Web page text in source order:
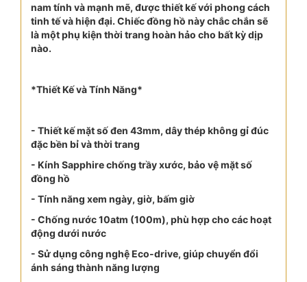
nam tính và mạnh mẽ, được thiết kế với phong cách
tinh tế và hiện đại. Chiếc đồng hồ này chắc chắn sẽ
là một phụ kiện thời trang hoàn hảo cho bất kỳ dịp
nào.
*Thiết Kế và Tính Năng*
- Thiết kế mặt số đen 43mm, dây thép không gỉ đúc
đặc bền bỉ và thời trang
- Kính Sapphire chống trầy xước, bảo vệ mặt số
đồng hồ
- Tính năng xem ngày, giờ, bấm giờ
- Chống nước 10atm (100m), phù hợp cho các hoạt
động dưới nước
- Sử dụng công nghệ Eco-drive, giúp chuyển đổi
ánh sáng thành năng lượng